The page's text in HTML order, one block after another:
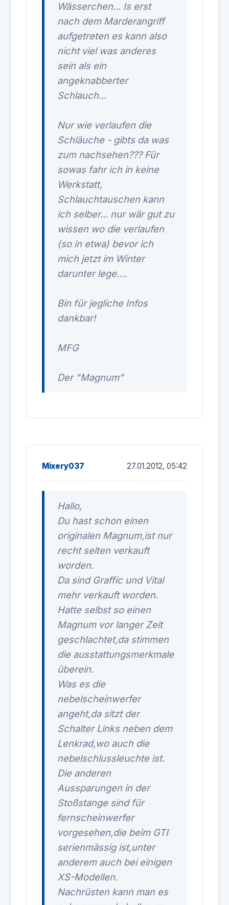
Wässerchen... Is erst
nach dem Marderangriff
aufgetreten es kann also
nicht viel was anderes
sein als ein
angeknabberter
Schlauch...
Nur wie verlaufen die
Schläuche - gibts da was
zum nachsehen??? Für
sowas fahr ich in keine
Werkstatt,
Schlauchtauschen kann
ich selber... nur wär gut zu
wissen wo die verlaufen
(so in etwa) bevor ich
mich jetzt im Winter
darunter lege....
Bin für jegliche Infos
dankbar!
MFG
Der "Magnum"
Mixery037 27.01.2012, 05:42
Hallo,
Du hast schon einen
originalen Magnum,ist nur
recht selten verkauft
worden.
Da sind Graffic und Vital
mehr verkauft worden.
Hatte selbst so einen
Magnum vor langer Zeit
geschlachtet,da stimmen
die ausstattungsmerkmale
überein.
Was es die
nebelscheinwerfer
angeht,da sitzt der
Schalter Links neben dem
Lenkrad,wo auch die
nebelschlussleuchte ist.
Die anderen
Aussparungen in der
Stoßstange sind für
fernscheinwerfer
vorgesehen,die beim GTI
serienmässig ist,unter
anderem auch bei einigen
XS-Modellen.
Nachrüsten kann man es